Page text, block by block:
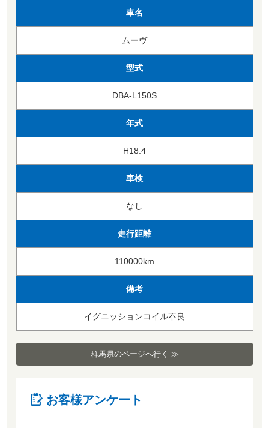
車名
ムーヴ
型式
DBA-L150S
年式
H18.4
車検
なし
走行距離
110000km
備考
イグニッションコイル不良
群馬県のページへ行く ≫
お客様アンケート